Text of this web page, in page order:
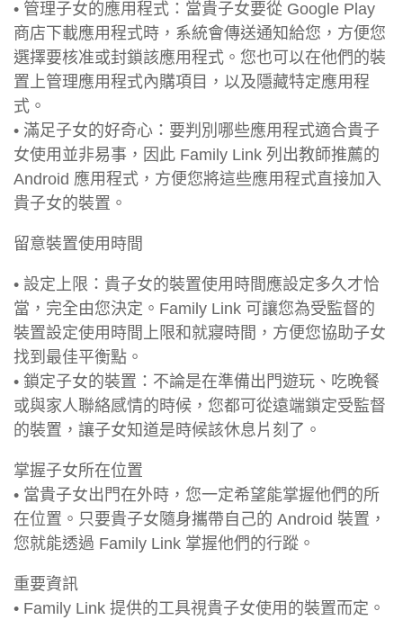
• 管理子女的應用程式：當貴子女要從 Google Play
商店下載應用程式時，系統會傳送通知給您，方便您
選擇要核准或封鎖該應用程式。您也可以在他們的裝
置上管理應用程式內購項目，以及隱藏特定應用程
式。
• 滿足子女的好奇心：要判別哪些應用程式適合貴子
女使用並非易事，因此 Family Link 列出教師推薦的
Android 應用程式，方便您將這些應用程式直接加入
貴子女的裝置。
留意裝置使用時間
• 設定上限：貴子女的裝置使用時間應設定多久才恰
當，完全由您決定。Family Link 可讓您為受監督的
裝置設定使用時間上限和就寢時間，方便您協助子女
找到最佳平衡點。
• 鎖定子女的裝置：不論是在準備出門遊玩、吃晚餐
或與家人聯絡感情的時候，您都可從遠端鎖定受監督
的裝置，讓子女知道是時候該休息片刻了。
掌握子女所在位置
• 當貴子女出門在外時，您一定希望能掌握他們的所
在位置。只要貴子女隨身攜帶自己的 Android 裝置，
您就能透過 Family Link 掌握他們的行蹤。
重要資訊
• Family Link 提供的工具視貴子女使用的裝置而定。